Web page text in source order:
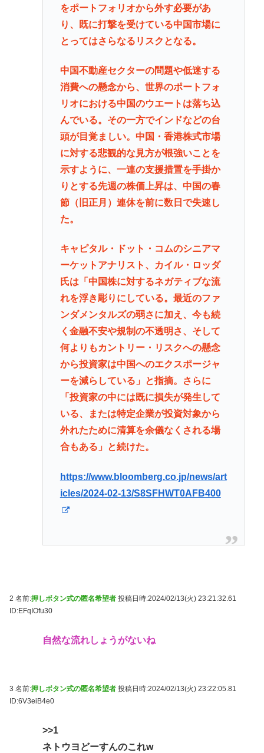
をポートフォリオから外す必要があ
り、既に打撃を受けている中国市場に
とってはさらなるリスクとなる。
中国不動産セクターの問題や低迷する
消費への懸念から、世界のポートフォ
リオにおける中国のウエートは落ち込
んでいる。その一方でインドなどの台
頭が目覚ましい。中国・香港株式市場
に対する悲観的な見方が根強いことを
示すように、一連の支援措置を手掛か
りとする先週の株価上昇は、中国の春
節（旧正月）連休を前に数日で失速し
た。
キャピタル・ドット・コムのシニアマ
ーケットアナリスト、カイル・ロッダ
氏は「中国株に対するネガティブな流
れを浮き彫りにしている。最近のファ
ンダメンタルズの弱さに加え、今も続
く金融不安や規制の不透明さ、そして
何よりもカントリー・リスクへの懸念
から投資家は中国へのエクスポージャ
ーを減らしている」と指摘。さらに
「投資家の中には既に損失が発生して
いる、または特定企業が投資対象から
外れたために清算を余儀なくされる場
合もある」と続けた。
https://www.bloomberg.co.jp/news/art
icles/2024-02-13/S8SFHWT0AFB400
2 名前:押しボタン式の匿名希望者 投稿日時:2024/02/13(火) 23:21:32.61
ID:EFqIOfu30
自然な流れしょうがないね
3 名前:押しボタン式の匿名希望者 投稿日時:2024/02/13(火) 23:22:05.81
ID:6V3eiB4e0
>>1
ネトウヨどーすんのこれw